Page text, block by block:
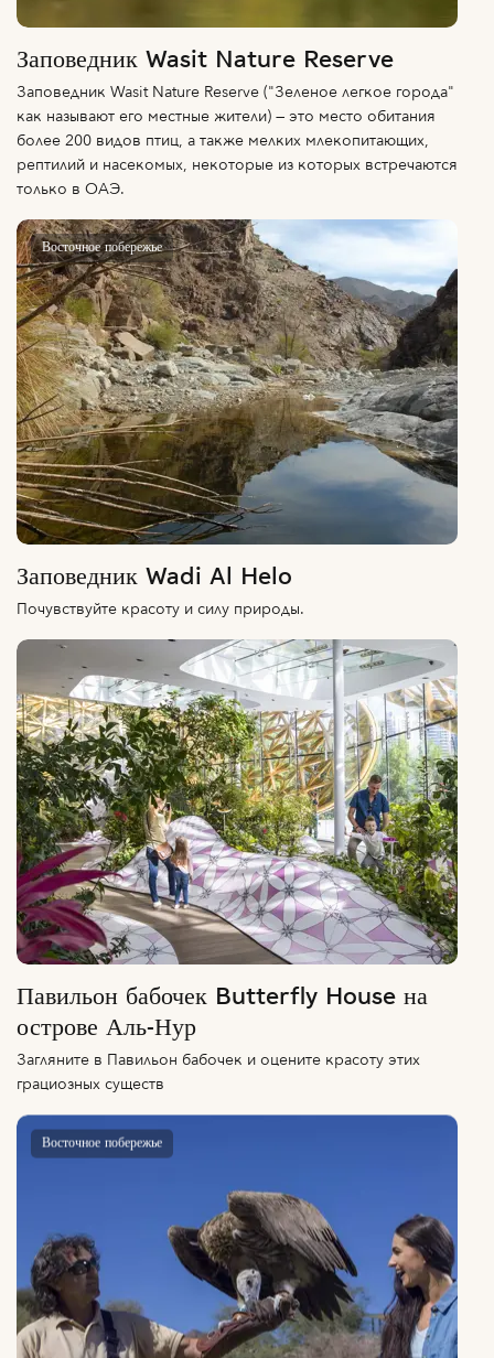
Заповедник Wasit Nature Reserve
Заповедник Wasit Nature Reserve ("Зеленое легкое города"
как называют его местные жители) — это место обитания
более 200 видов птиц, а также мелких млекопитающих,
рептилий и насекомых, некоторые из которых встречаются
только в ОАЭ.
Восточное побережье
Заповедник Wadi Al Helo
Почувствуйте красоту и силу природы.
Павильон бабочек Butterfly House на
острове Аль-Нур
Загляните в Павильон бабочек и оцените красоту этих
грациозных существ
Восточное побережье